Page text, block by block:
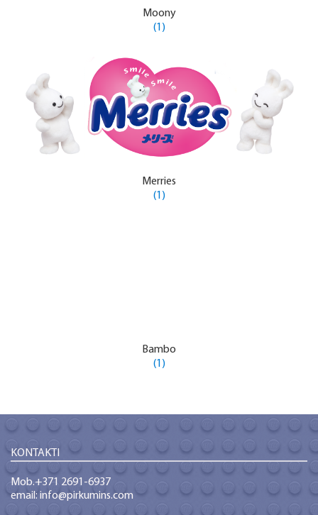
Moony
(1)
Merries
(1)
Bambo
(1)
KONTAKTI
Mob.+371 2691-6937
email: info@pirkumins.com